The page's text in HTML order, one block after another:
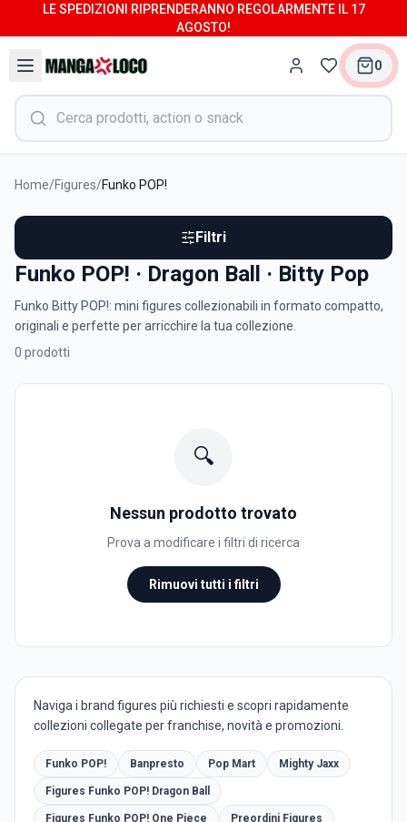
LE SPEDIZIONI RIPRENDERANNO REGOLARMENTE IL 17
AGOSTO!
0
Home/Figures/Funko POP!
Filtri
Funko POP! · Dragon Ball · Bitty Pop
Funko Bitty POP!: mini figures collezionabili in formato compatto,
originali e perfette per arricchire la tua collezione.
0 prodotti
🔍
Nessun prodotto trovato
Prova a modificare i filtri di ricerca
Rimuovi tutti i filtri
Naviga i brand figures più richiesti e scopri rapidamente
collezioni collegate per franchise, novità e promozioni.
Funko POP! Banpresto Pop Mart Mighty Jaxx
Figures Funko POP! Dragon Ball
Figures Funko POP! One Piece Preordini Figures